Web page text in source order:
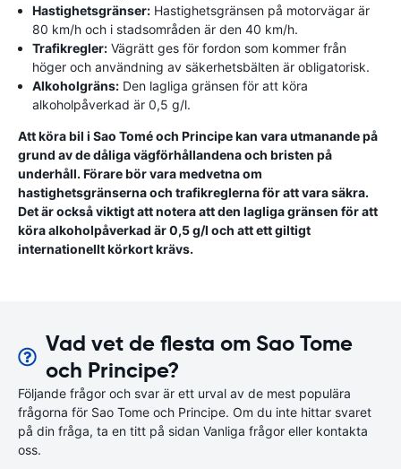
Hastighetsgränser: Hastighetsgränsen på motorvägar är
80 km/h och i stadsområden är den 40 km/h.
Trafikregler: Vägrätt ges för fordon som kommer från
höger och användning av säkerhetsbälten är obligatorisk.
Alkoholgräns: Den lagliga gränsen för att köra
alkoholpåverkad är 0,5 g/l.
Att köra bil i Sao Tomé och Principe kan vara utmanande på
grund av de dåliga vägförhållandena och bristen på
underhåll. Förare bör vara medvetna om
hastighetsgränserna och trafikreglerna för att vara säkra.
Det är också viktigt att notera att den lagliga gränsen för att
köra alkoholpåverkad är 0,5 g/l och att ett giltigt
internationellt körkort krävs.
Vad vet de flesta om Sao Tome
och Principe?
Följande frågor och svar är ett urval av de mest populära
frågorna för Sao Tome och Principe. Om du inte hittar svaret
på din fråga, ta en titt på sidan Vanliga frågor eller kontakta
oss.